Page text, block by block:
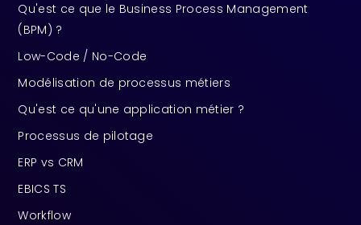
Qu'est ce que le Business Process Management
(BPM) ?
Low-Code / No-Code
Modélisation de processus métiers
Qu'est ce qu'une application métier ?
Processus de pilotage
ERP vs CRM
EBICS TS
Workflow